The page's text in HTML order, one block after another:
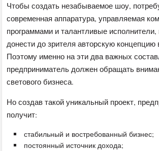
Чтобы создать незабываемое шоу,
современная аппаратура, управляемая
программами и талантливые исполнители,
донести до зрителя авторскую концепцию
Поэтому именно на эти два важных
предприниматель должен обращать
светового бизнеса.
Но создав такой уникальный проект,
получит:
стабильный и востребованный бизнес;
постоянный источник дохода;